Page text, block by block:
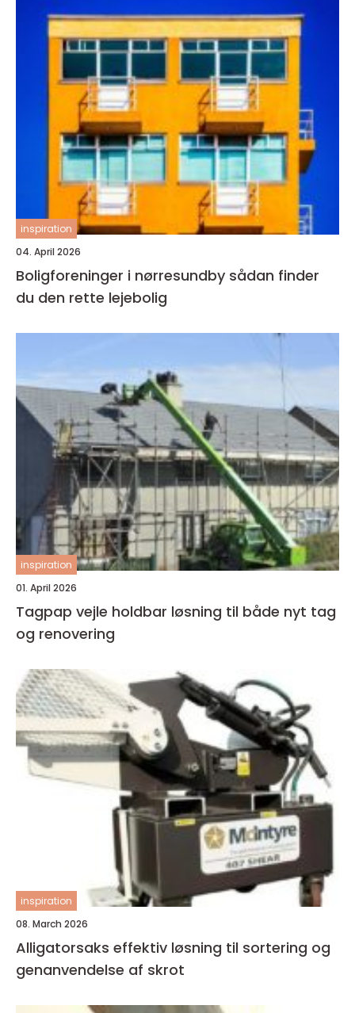
inspiration
04. April 2026
Boligforeninger i nørresundby sådan finder
du den rette lejebolig
inspiration
01. April 2026
Tagpap vejle holdbar løsning til både nyt tag
og renovering
inspiration
08. March 2026
Alligatorsaks effektiv løsning til sortering og
genanvendelse af skrot